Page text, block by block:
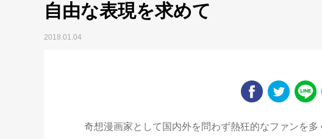
自由な表現を求めて
2018.01.04
奇想漫画家として国内外を問わず熱狂的なファンを